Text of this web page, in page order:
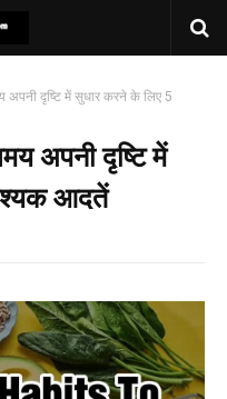
दृष्टि में सुधार करने के लिए 5
अपनी दृष्टि में
आदतें